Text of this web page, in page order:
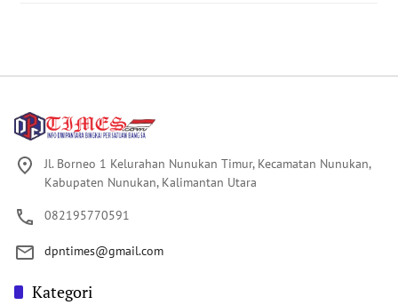
Jl. Borneo 1 Kelurahan Nunukan Timur, Kecamatan Nunukan,
Kabupaten Nunukan, Kalimantan Utara
082195770591
dpntimes@gmail.com
Kategori